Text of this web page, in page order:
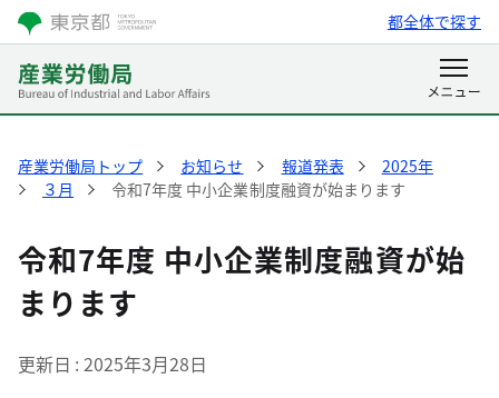
都全体で探す
産業労働局トップ お知らせ 報道発表
2025年
３月
令和7年度 中小企業制度融資が始まります
令和7年度 中小企業制度融資が始
まります
更新日 2025年3月28日